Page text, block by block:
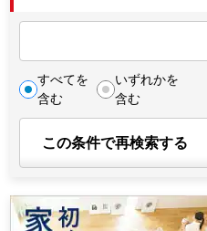
すべてを
含む
いずれかを
含む
この条件で再検索する